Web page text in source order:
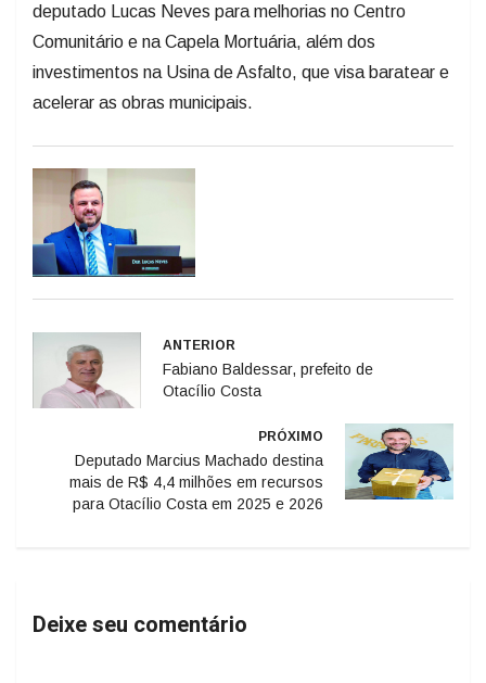
deputado Lucas Neves para melhorias no Centro
Comunitário e na Capela Mortuária, além dos
investimentos na Usina de Asfalto, que visa baratear e
acelerar as obras municipais.
ANTERIOR
Fabiano Baldessar, prefeito de
Otacílio Costa
PRÓXIMO
Deputado Marcius Machado destina
mais de R$ 4,4 milhões em recursos
para Otacílio Costa em 2025 e 2026
Deixe seu comentário